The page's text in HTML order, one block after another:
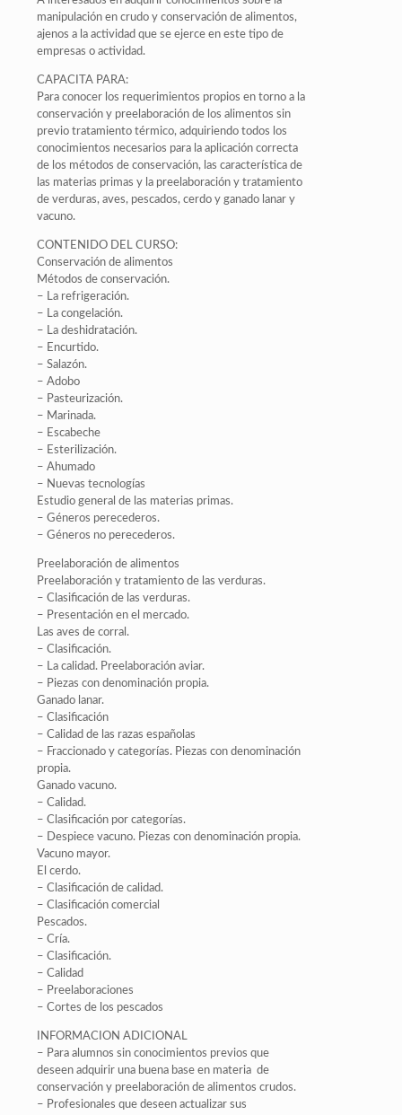
manipulación en crudo y conservación de alimentos,
ajenos a la actividad que se ejerce en este tipo de
empresas o actividad.
CAPACITA PARA:
Para conocer los requerimientos propios en torno a la
conservación y preelaboración de los alimentos sin
previo tratamiento térmico, adquiriendo todos los
conocimientos necesarios para la aplicación correcta
de los métodos de conservación, las característica de
las materias primas y la preelaboración y tratamiento
de verduras, aves, pescados, cerdo y ganado lanar y
vacuno.
CONTENIDO DEL CURSO:
Conservación de alimentos
Métodos de conservación.
– La refrigeración.
– La congelación.
– La deshidratación.
– Encurtido.
– Salazón.
– Adobo
– Pasteurización.
– Marinada.
– Escabeche
– Esterilización.
– Ahumado
– Nuevas tecnologías
Estudio general de las materias primas.
– Géneros perecederos.
– Géneros no perecederos.
Preelaboración de alimentos
Preelaboración y tratamiento de las verduras.
– Clasificación de las verduras.
– Presentación en el mercado.
Las aves de corral.
– Clasificación.
– La calidad. Preelaboración aviar.
– Piezas con denominación propia.
Ganado lanar.
– Clasificación
– Calidad de las razas españolas
– Fraccionado y categorías. Piezas con denominación
propia.
Ganado vacuno.
– Calidad.
– Clasificación por categorías.
– Despiece vacuno. Piezas con denominación propia.
Vacuno mayor.
El cerdo.
– Clasificación de calidad.
– Clasificación comercial
Pescados.
– Cría.
– Clasificación.
– Calidad
– Preelaboraciones
– Cortes de los pescados
INFORMACION ADICIONAL
– Para alumnos sin conocimientos previos que
deseen adquirir una buena base en materia de
conservación y preelaboración de alimentos crudos.
– Profesionales que deseen actualizar sus